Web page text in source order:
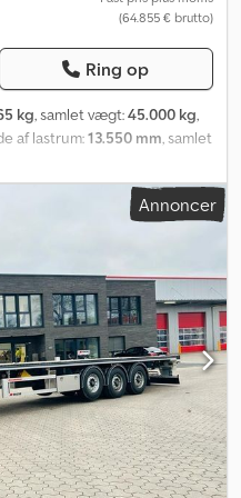
(64.855 € brutto)
Ring op
kg, samlet vægt:45.000 kg,
af lastrum:13.550 mm, samlet
mm
Mega Heavy Duty platform
* Sadelhøjde: 950 mm *
Akselafstand mellem aksler:
* Teknisk totalvægt [80 km/t]:
t]: 46.000 kg * Egenvægt:
med luftaffjedring og
* 1.
Dæk: 445/45/R 19.5 Chassis:
MC stål iht. ISO 1726 * 2 mm
* 8x2 enheder
mm * Støtteben foran,
Aifjkr * Montering
* Rampe-transportkasse
Annoncer